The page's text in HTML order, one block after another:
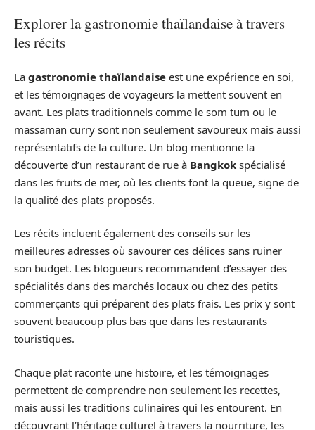
Explorer la gastronomie thaïlandaise à travers
les récits
La gastronomie thaïlandaise est une expérience en soi,
et les témoignages de voyageurs la mettent souvent en
avant. Les plats traditionnels comme le som tum ou le
massaman curry sont non seulement savoureux mais aussi
représentatifs de la culture. Un blog mentionne la
découverte d’un restaurant de rue à Bangkok spécialisé
dans les fruits de mer, où les clients font la queue, signe de
la qualité des plats proposés.
Les récits incluent également des conseils sur les
meilleures adresses où savourer ces délices sans ruiner
son budget. Les blogueurs recommandent d’essayer des
spécialités dans des marchés locaux ou chez des petits
commerçants qui préparent des plats frais. Les prix y sont
souvent beaucoup plus bas que dans les restaurants
touristiques.
Chaque plat raconte une histoire, et les témoignages
permettent de comprendre non seulement les recettes,
mais aussi les traditions culinaires qui les entourent. En
découvrant l’héritage culturel à travers la nourriture, les